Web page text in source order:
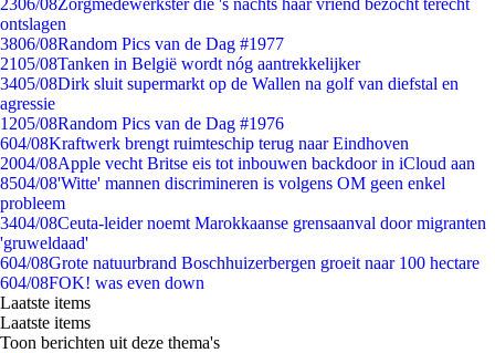
2306/08Zorgmedewerkster die 's nachts haar vriend bezocht terecht
ontslagen
3806/08Random Pics van de Dag #1977
2105/08Tanken in België wordt nóg aantrekkelijker
3405/08Dirk sluit supermarkt op de Wallen na golf van diefstal en
agressie
1205/08Random Pics van de Dag #1976
604/08Kraftwerk brengt ruimteschip terug naar Eindhoven
2004/08Apple vecht Britse eis tot inbouwen backdoor in iCloud aan
8504/08'Witte' mannen discrimineren is volgens OM geen enkel
probleem
3404/08Ceuta-leider noemt Marokkaanse grensaanval door migranten
'gruweldaad'
604/08Grote natuurbrand Boschhuizerbergen groeit naar 100 hectare
604/08FOK! was even down
Laatste items
Laatste items
Toon berichten uit deze thema's